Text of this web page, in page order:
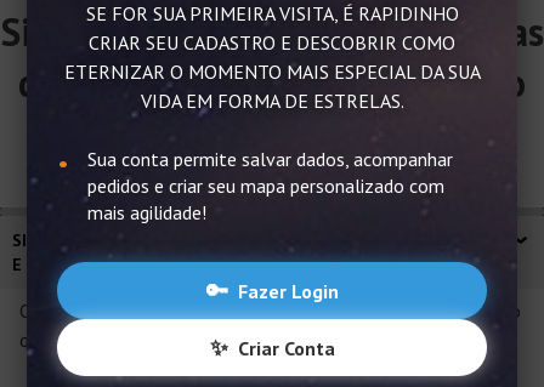
Signo de Peixes – Características
de Peixes, combinação e muito
O signo de Peixes é o mais sonhador dos signos do Zodíaco, o
que torna os seus esperançosos e muito prestativos.
SIGNO DE PEIXES – CARACTERÍSTICAS DE PEIXES, COMBINAÇÃO
E MUITO MAIS!
SE FOR SUA PRIMEIRA VISITA, É RAPIDINHO
CRIAR SEU CADASTRO E DESCOBRIR COMO
ETERNIZAR O MOMENTO MAIS ESPECIAL DA SUA
VIDA EM FORMA DE ESTRELAS.
Sua conta permite salvar dados, acompanhar
pedidos e criar seu mapa personalizado com
mais agilidade!
🔑 Fazer Login
✨ Criar Conta